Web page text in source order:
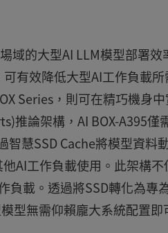
域的大型AI LLM模型部署效
有效降低大型AI工作負載
Series，則可在精巧機身
推論架構，AI BOX-A395僅
慧SSD Cache將模型資料
AI工作負載使用。此架構不
負載。透過將SSD轉化為專
型無需仰賴龐大系統配置即